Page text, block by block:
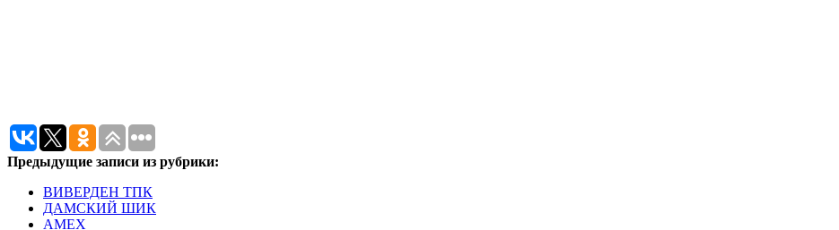
Предыдущие записи из рубрики:
ВИВЕРДЕН ТПК
ДАМСКИЙ ШИК
АМЕХ